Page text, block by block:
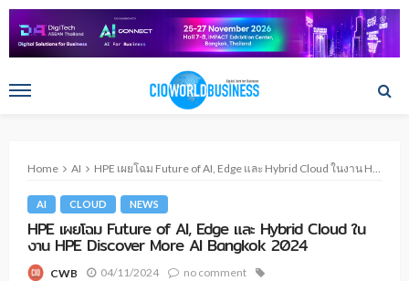
Home AI HPE เผยโฉม Future of AI, Edge และ Hybrid Cloud ในงาน HPE Discover More AI Bangkok 2024
AI CLOUD NEWS
HPE เผยโฉม Future of AI, Edge และ Hybrid Cloud ใน
งาน HPE Discover More AI Bangkok 2024
CWB 04/11/2024
no comment